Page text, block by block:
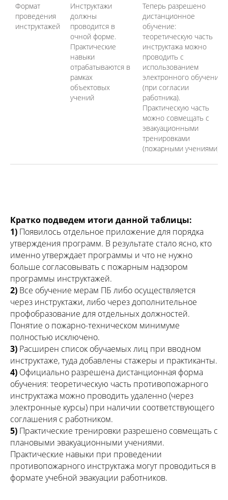
Формат
проведения
инструктажей
Инструктажи
должны
проводится в
очной форме.
Практические
навыки
отрабатываются в
рамках
объектовых
учений
Теперь разрешено
дистанционное
обучение:
теоретическую часть
инструктажа можно
проводить с
использованием
электронного обучения
(при согласии
работника).
Практическую часть
можно совмещать с
эвакуационными
тренировками
(пожарными учениями).
Кратко подведем итоги данной таблицы:
1) Появилось отдельное приложение для порядка
утверждения программ. В результате стало ясно, кто
именно утверждает программы и что не нужно
больше согласовывать с пожарным надзором
программы инструктажей.
2) Все обучение мерам ПБ либо осуществляется
через инструктажи, либо через дополнительное
профобразование для отдельных должностей.
Понятие о пожарно-техническом минимуме
полностью исключено.
3) Расширен список обучаемых лиц при вводном
инструктаже, туда добавлены стажеры и практиканты.
4) Официально разрешена дистанционная форма
обучения: теоретическую часть противопожарного
инструктажа можно проводить удаленно (через
электронные курсы) при наличии соответствующего
соглашения с работником.
5) Практические тренировки разрешено совмещать с
плановыми эвакуационными учениями.
Практические навыки при проведении
противопожарного инструктажа могут проводиться в
формате учебной эвакуации работников.